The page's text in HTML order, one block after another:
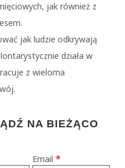
jak również z
jak ludzie odkrywają
działa w
z wieloma
NA BIEŻĄCO
Email*